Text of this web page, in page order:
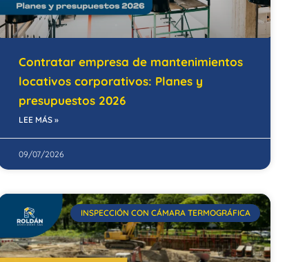
Contratar empresa de mantenimientos
locativos corporativos: Planes y
presupuestos 2026
LEE MÁS »
09/07/2026
INSPECCIÓN CON CÁMARA TERMOGRÁFICA